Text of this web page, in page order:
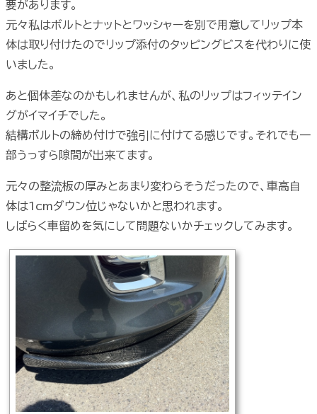
要があります。
元々私はボルトとナットとワッシャーを別で用意してリップ本
体は取り付けたのでリップ添付のタッピングビスを代わりに使
いました。
あと個体差なのかもしれませんが、私のリップはフィッテイン
グがイマイチでした。
結構ボルトの締め付けで強引に付けてる感じです。それでも一
部うっすら隙間が出来てます。
元々の整流板の厚みとあまり変わらそうだったので、車高自
体は1cmダウン位じゃないかと思われます。
しばらく車留めを気にして問題ないかチェックしてみます。